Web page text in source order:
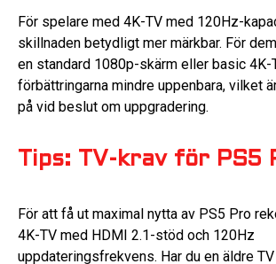
För spelare med 4K-TV med 120Hz-
skillnaden betydligt mer märkbar. För
en standard 1080p-skärm eller basic 4K-
förbättringarna mindre uppenbara, vilket
på vid beslut om uppgradering.
Tips: TV-krav för PS5
För att få ut maximal nytta av PS5 Pro
4K-TV med HDMI 2.1-stöd och 120Hz
uppdateringsfrekvens. Har du en äldre